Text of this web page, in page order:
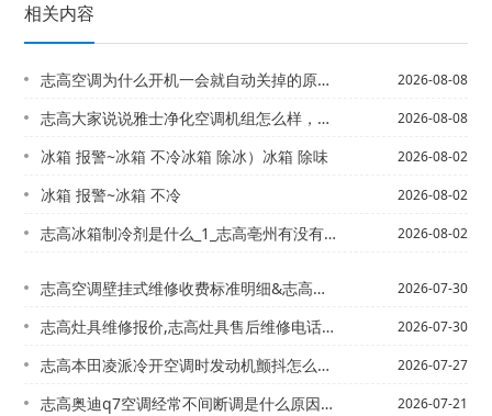
相关内容
志高空调为什么开机一会就自动关掉的原因\志高空调开一会自动停是什么原因 2026-08-08
志高大家说说雅士净化空调机组怎么样，大金,格力,美的,空调各有什么优缺点_3 2026-08-08
冰箱 报警~冰箱 不冷冰箱 除冰）冰箱 除味 2026-08-02
冰箱 报警~冰箱 不冷 2026-08-02
志高冰箱制冷剂是什么_1_志高亳州有没有专业做中央空调？哪个品牌好点？听说日立的... 2026-08-02
志高空调壁挂式维修收费标准明细&志高空调维修费用标准官网更新 2026-07-30
志高灶具维修报价,志高灶具售后维修电话2027年更新 2026-07-30
志高本田凌派冷开空调时发动机颤抖怎么回事？#志高本田凌派手动空调面板 2026-07-27
志高奥迪q7空调经常不间断调是什么原因、需要多少钱%志高奥迪Q7空调开关按钮在那... 2026-07-21